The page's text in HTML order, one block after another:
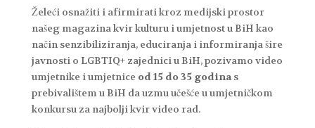
Želeći osnažiti i afirmirati kroz medijski prostor
našeg magazina kvir kulturu i umjetnost u BiH kao
način senzibiliziranja, educiranja i informiranja šire
javnosti o LGBTIQ+ zajednici u BiH, pozivamo video
umjetnike i umjetnice od 15 do 35 godinas
prebivalištem u BiH da uzmu učešće u umjetničkom
konkursu za najbolji kvir video rad.